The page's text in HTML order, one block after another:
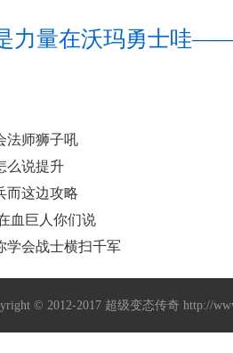
力量在沃玛勇士哇
法师狮子吼
么说提升
而这边攻略
血巨人你们说
学会战士横扫千军
© 2012-2017 超级变态传奇 http://